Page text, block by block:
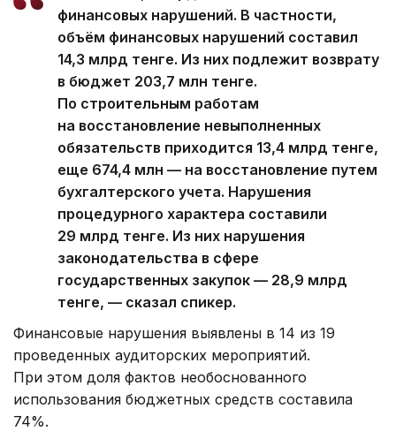
финансовых нарушений. В частности,
объём финансовых нарушений составил
14,3 млрд тенге. Из них подлежит возврату
в бюджет 203,7 млн тенге.
По строительным работам
на восстановление невыполненных
обязательств приходится 13,4 млрд тенге,
еще 674,4 млн — на восстановление путем
бухгалтерского учета. Нарушения
процедурного характера составили
29 млрд тенге. Из них нарушения
законодательства в сфере
государственных закупок — 28,9 млрд
тенге, — сказал спикер.
Финансовые нарушения выявлены в 14 из 19
проведенных аудиторских мероприятий.
При этом доля фактов необоснованного
использования бюджетных средств составила
74%.